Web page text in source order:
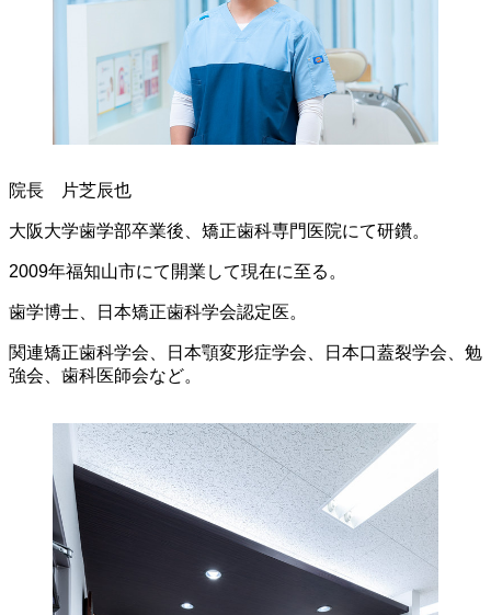
院長 片芝辰也
大阪大学歯学部卒業後、矯正歯科専門医院にて研鑽。
2009年福知山市にて開業して現在に至る。
歯学博士、日本矯正歯科学会認定医。
関連矯正歯科学会、日本顎変形症学会、日本口蓋裂学会、勉
強会、歯科医師会など。